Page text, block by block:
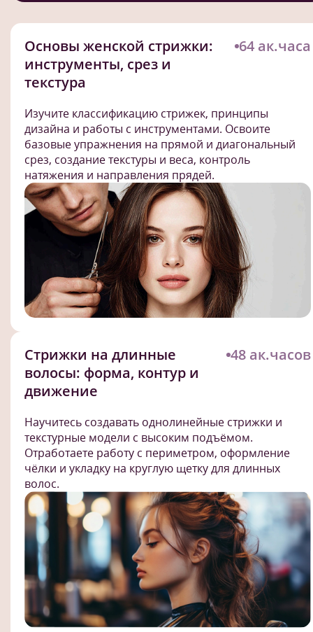
Основы женской стрижки:
инструменты, срез и
текстура
64 ак.часа
Изучите классификацию стрижек, принципы
дизайна и работы с инструментами. Освоите
базовые упражнения на прямой и диагональный
срез, создание текстуры и веса, контроль
натяжения и направления прядей.
Стрижки на длинные
волосы: форма, контур и
движение
48 ак.часов
Научитесь создавать однолинейные стрижки и
текстурные модели с высоким подъёмом.
Отработаете работу с периметром, оформление
чёлки и укладку на круглую щетку для длинных
волос.